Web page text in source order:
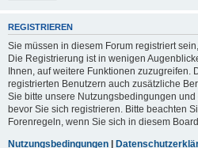
REGISTRIEREN
Sie müssen in diesem Forum registriert
Die Registrierung ist in wenigen
Ihnen, auf weitere Funktionen zuzugreifen.
registrierten Benutzern auch zusätzliche
Sie bitte unsere Nutzungsbedingungen
bevor Sie sich registrieren. Bitte beachten
Forenregeln, wenn Sie sich in diesem
Nutzungsbedingungen |